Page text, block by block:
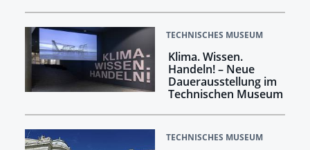
TECHNISCHES MUSEUM
Klima. Wissen.
Handeln! –​​​​​​​ Neue
Dauerausstellung im
Technischen Museum
TECHNISCHES MUSEUM